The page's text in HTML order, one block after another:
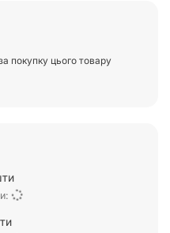
покупку цього товару